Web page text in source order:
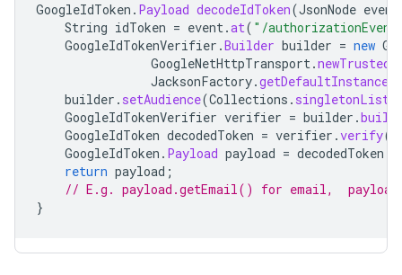
GoogleIdToken . Payload decodeIdToken(JsonNode event
String idToken = event.at( "/
GoogleIdTokenVerifier .Builder builder = new
GoogleNetHttpTransport.
JacksonFactory.getDefaultInstance
builder . setAudience(Collections . singletonList
GoogleIdTokenVerifier verifier = builder .build
GoogleIdToken decodedToken = verifier .verify(
GoogleIdToken . Payload payload = decodedToken
return payload ;
// E.g. payload.getEmail() for email,
}